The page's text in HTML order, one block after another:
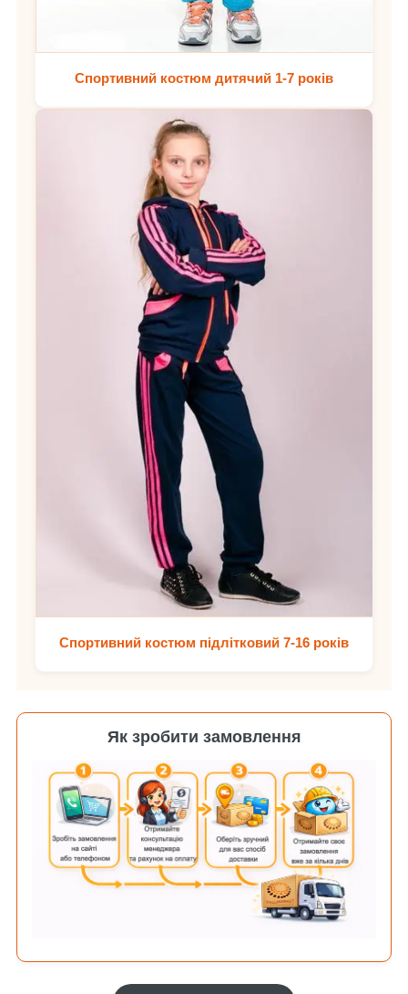
Спортивний костюм дитячий 1-7 років
Спортивний костюм підлітковий 7-16 років
Як зробити замовлення